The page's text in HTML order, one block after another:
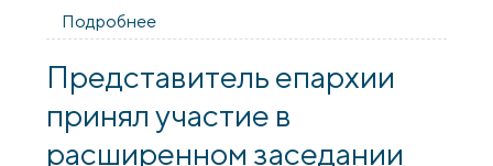
Подробнее
участие в работе Республиканского
Представитель епархии
принял участие в
расширенном заседании